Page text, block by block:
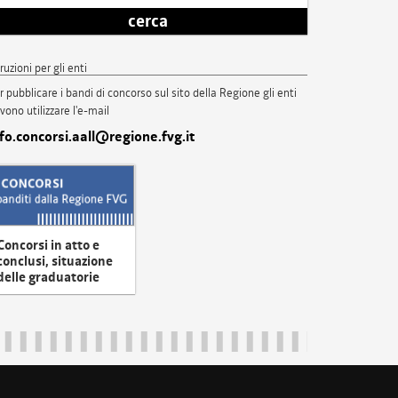
cerca
per gli enti
pubblicare i bandi di concorso sul sito della Regione gli enti
utilizzare l'e-mail
in atto e
situazione
graduatorie